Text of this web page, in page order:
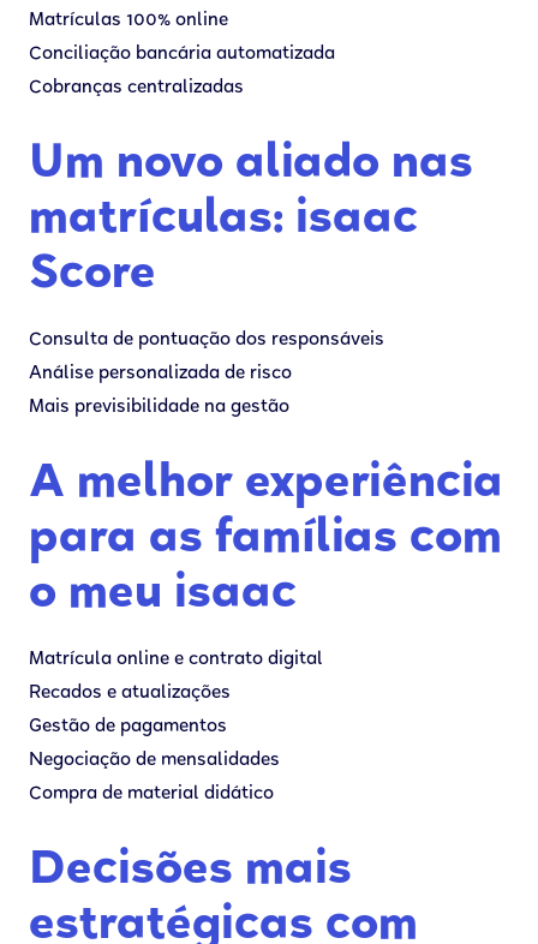
Matrículas 100% online
Conciliação bancária automatizada
Cobranças centralizadas
Um novo aliado nas
matrículas: isaac
Score
Consulta de pontuação dos responsáveis
Análise personalizada de risco
Mais previsibilidade na gestão
A melhor experiência
para as famílias com
o meu isaac
Matrícula online e contrato digital
Recados e atualizações
Gestão de pagamentos
Negociação de mensalidades
Compra de material didático
Decisões mais
estratégicas com